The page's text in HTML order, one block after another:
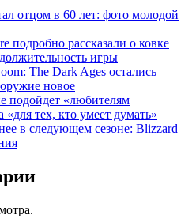
отцом в 60 лет: фото молодой
подробно рассказали о ковке
игры
The Dark Ages остались
новое
подойдет «любителям
тех, кто умеет думать»
в следующем сезоне: Blizzard